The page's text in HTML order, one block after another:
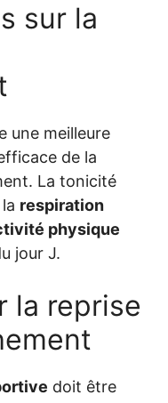
sur la
une meilleure
de la
La tonicité
respiration
physique
jour J.
la reprise
doit être